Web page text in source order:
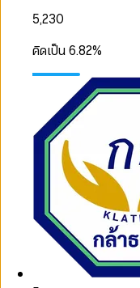
5,230
คิดเป็น6.82%